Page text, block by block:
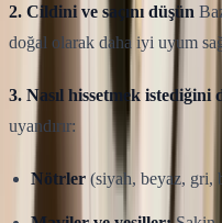
2. Cildini ve saçını düşün
doğal olarak daha iyi uyum
3. Nasıl hissetmek istediğini
uyandırır:
Nötrler (siyah, beyaz, gri,